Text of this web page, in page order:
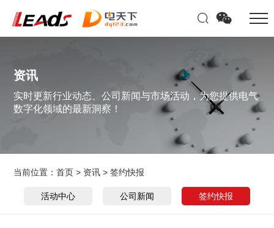
资讯
实时更新行业动态、公司新闻与市场活动，为您提供电气
数字化领域的最新洞察！
当前位置：首页 > 资讯 >签约快报
活动中心 公司新闻 签约快报